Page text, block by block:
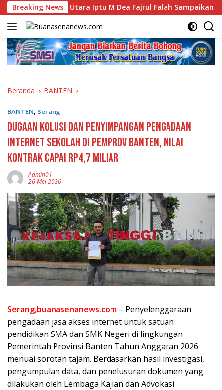
Langsung
ke
konten
Breaking News
Alam Utara Iptu M Dea Fajrul Falah Sampaikan Hal Penting
Beranda BANTEN
BANTEN, Serang
Dugaan Kolusi dan Penyimpangan Pengadaan
Internet Sekolah di Pemprov Banten, Nilai
Kontrak Capai Rp4,7 Miliar
Admin01
26 Mei 2026
Serang,buanasenanews.com – Penyelenggaraan
pengadaan jasa akses internet untuk satuan
pendidikan SMA dan SMK Negeri di lingkungan
Pemerintah Provinsi Banten Tahun Anggaran 2026
menuai sorotan tajam. Berdasarkan hasil investigasi,
pengumpulan data, dan penelusuran dokumen yang
dilakukan oleh Lembaga Kajian dan Advokasi